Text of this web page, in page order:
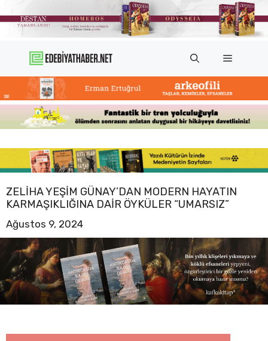
atla
Menü
ZELIHA YEŞIM GÜNAY’DAN MODERN HAYATIN
KARMAŞIKLIĞINA DAIR ÖYKÜLER “UMARSIZ”
Ağustos 9, 2024